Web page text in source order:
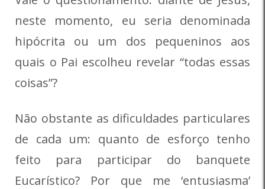
neste momento, eu seria denominada
hipócrita ou um dos pequeninos aos
quais o Pai escolheu revelar “todas essas
coisas”?
Não obstante as dificuldades particulares
de cada um: quanto de esforço tenho
feito para participar do banquete
Eucarístico? Por que me ‘entusiasma’